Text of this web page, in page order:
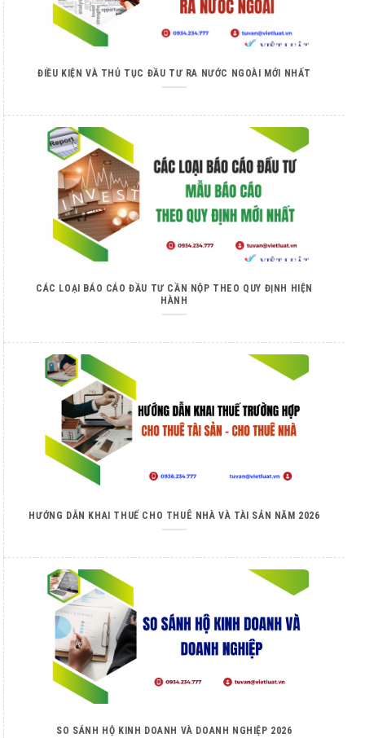
ĐIỀU KIỆN VÀ THỦ TỤC ĐẦU TƯ RA NƯỚC NGOÀI MỚI NHẤT
CÁC LOẠI BÁO CÁO ĐẦU TƯ CẦN NỘP THEO QUY ĐỊNH HIỆN
HÀNH
HƯỚNG DẪN KHAI THUẾ CHO THUÊ NHÀ VÀ TÀI SẢN NĂM 2026
SO SÁNH HỘ KINH DOANH VÀ DOANH NGHIỆP 2026